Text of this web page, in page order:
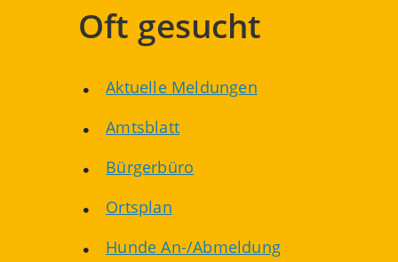
Oft gesucht
Aktuelle Meldungen
Amtsblatt
Bürgerbüro
Ortsplan
Hunde An-/Abmeldung